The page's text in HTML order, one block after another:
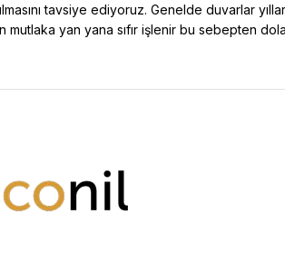
tavsiye ediyoruz. Genelde duvarlar
mutlaka yan yana sıfır işlenir bu sebepten